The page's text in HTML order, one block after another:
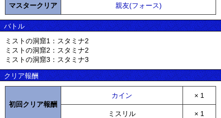
マスタークリア 親友(フォース)
バトル
ミストの洞窟1：スタミナ2
ミストの洞窟2：スタミナ2
ミストの洞窟3：スタミナ3
クリア報酬
初回クリア報酬
カイン × 1
ミスリル × 1